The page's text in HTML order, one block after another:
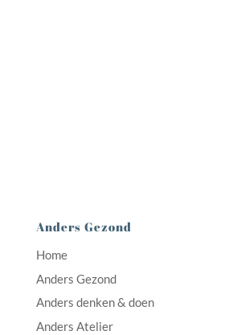
Anders Gezond
Home
Anders Gezond
Anders denken & doen
Anders Atelier